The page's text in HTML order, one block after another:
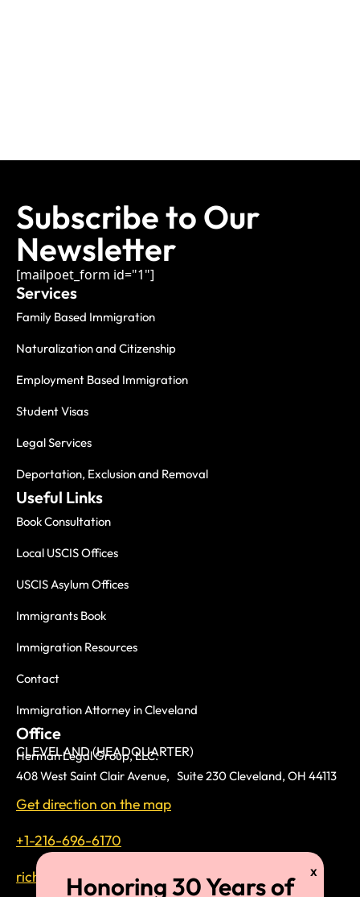
Subscribe to Our
Newsletter
[mailpoet_form id="1"]
Services
Family Based Immigration
Naturalization and Citizenship
Employment Based Immigration
Student Visas
Legal Services
Deportation, Exclusion and Removal
Useful Links
Book Consultation
Local USCIS Offices
USCIS Asylum Offices
Immigrants Book
Immigration Resources
Contact
Immigration Attorney in Cleveland
Office
CLEVELAND (HEADQUARTER)
Herman Legal Group, LLC.
408 West Saint Clair Avenue, Suite 230 Cleveland, OH 44113
Get direction on the map
+1-216-696-6170
richardtmherman@gmail.com